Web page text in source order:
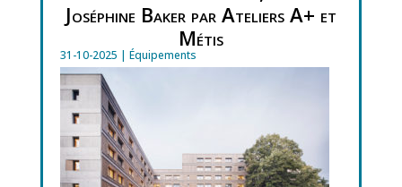
Joséphine Baker par Ateliers A+ et
Métis
31-10-2025 | Équipements